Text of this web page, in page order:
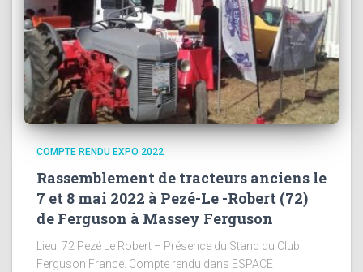
COMPTE RENDU EXPO 2022
Rassemblement de tracteurs anciens le
7 et 8 mai 2022 à Pezé-Le -Robert (72)
de Ferguson à Massey Ferguson
Lieu: 72 Pezé Le Robert – Présence du Stand du Club
Ferguson France. Compte rendu dans ESPACE